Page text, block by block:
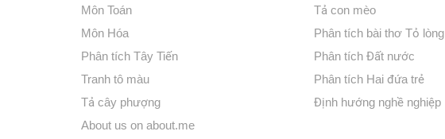
Môn Toán
Môn Hóa
Phân tích Tây Tiến
Tranh tô màu
Tả cây phượng
About us on about.me
Tả con mèo
Phân tích bài thơ Tỏ lòng
Phân tích Đất nước
Phân tích Hai đứa trẻ
Định hướng nghề nghiệp